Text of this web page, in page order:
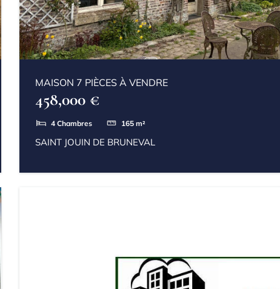
MAISON 7 PIÈCES À VENDRE
458,000 €
4 Chambres 165 m²
SAINT JOUIN DE BRUNEVAL